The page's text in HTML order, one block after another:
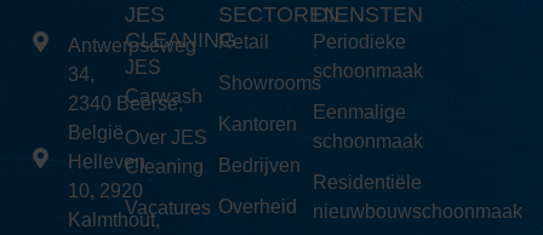
Antwerpseweg
34,
2340 Beerse,
België
Helleven
10, 2920
Kalmthout,
JES
CLEANING
JES
Carwash
Over JES
Cleaning
Vacatures
SECTOREN
Retail
Showrooms
Kantoren
Bedrijven
Overheid
DIENSTEN
Periodieke
schoonmaak
Eenmalige
schoonmaak
Residentiële
nieuwbouwschoonmaak